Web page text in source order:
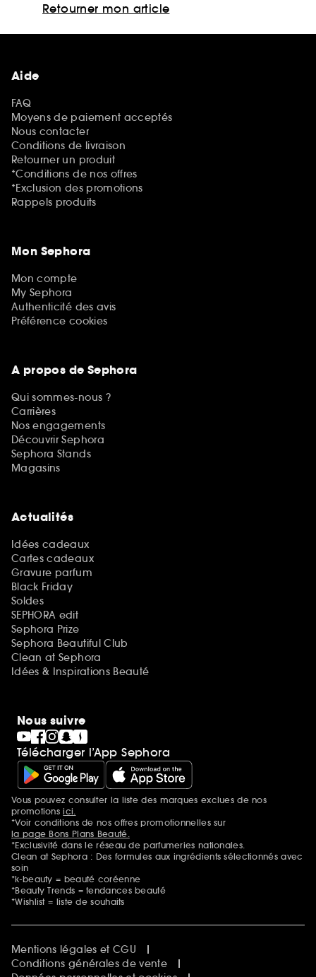
Retourner mon article
Aide
FAQ
Moyens de paiement acceptés
Nous contacter
Conditions de livraison
Retourner un produit
*Conditions de nos offres
*Exclusion des promotions
Rappels produits
Mon Sephora
Mon compte
My Sephora
Authenticité des avis
Préférence cookies
A propos de Sephora
Qui sommes-nous ?
Carrières
Nos engagements
Découvrir Sephora
Sephora Stands
Magasins
Actualités
Idées cadeaux
Cartes cadeaux
Gravure parfum
Black Friday
Soldes
SEPHORA edit
Sephora Prize
Sephora Beautiful Club
Clean at Sephora
Idées & Inspirations Beauté
Nous suivre
Télécharger l’App Sephora
Mentions additionnelles
Vous pouvez consulter la liste des marques exclues de nos
promotionsici.
*Voir conditions de nos offres promotionnelles sur
la page Bons Plans Beauté.
*Exclusivité dans le réseau de parfumeries nationales.
Clean at Sephora : Des formules aux ingrédients sélectionnés avec
soin
*k-beauty = beauté coréenne
*Beauty Trends = tendances beauté
*Wishlist = liste de souhaits
Mentions légales et CGU
Conditions générales de vente